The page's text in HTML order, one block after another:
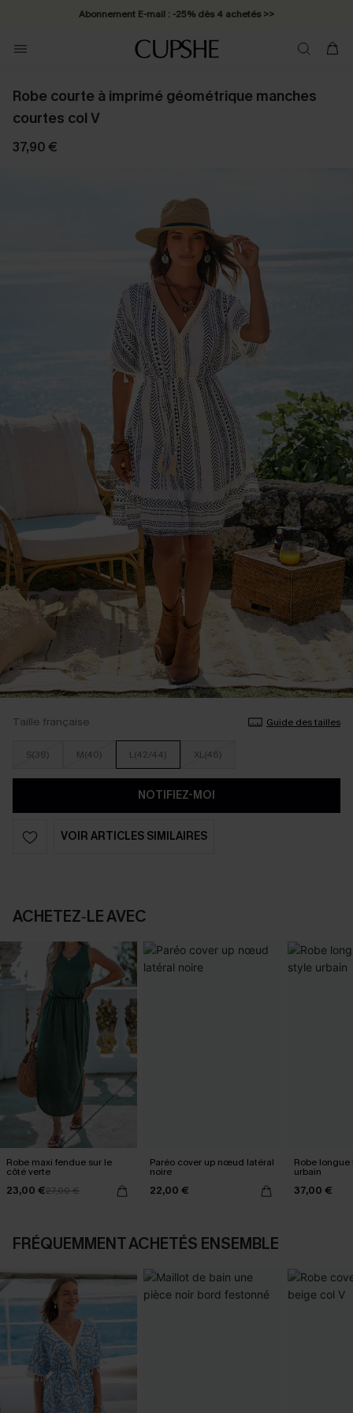
Abonnement E-mail : -25% dès 4 achetés >>
Robe courte à imprimé géométrique manches
courtes col V
37,90 €
Taille française Guide des tailles
S(38) M(40) L(42/44) XL(46)
NOTIFIEZ-MOI
VOIR ARTICLES SIMILAIRES
ACHETEZ‑LE AVEC
Robe maxi fendue sur le
côté verte
23,00 €27,00 €
Paréo cover up nœud latéral
noire
22,00 €
Robe
urbain
37,00 €
FRÉQUEMMENT ACHETÉS ENSEMBLE